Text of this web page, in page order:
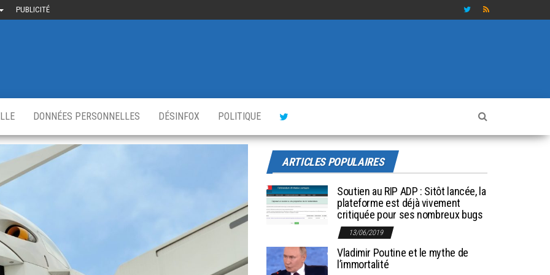
PUBLICITÉ
DONNÉES PERSONNELLES DÉSINFOX POLITIQUE
ARTICLES POPULAIRES
Soutien au RIP ADP : Sitôt lancée, la
plateforme est déjà vivement
critiquée pour ses nombreux bugs
13/06/2019
Vladimir Poutine et le mythe de
l’immortalité